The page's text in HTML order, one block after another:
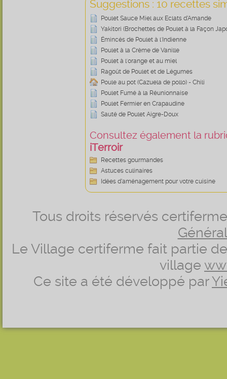
Suggestions : 10 recettes
Poulet Sauce Miel aux Eclats d’Amande
Yakitori (Brochettes de Poulet à la Façon
Émincés de Poulet à l'Indienne
Poulet à la Crème de Vanille
Poulet à l'orange et au miel
Ragoût de Poulet et de Légumes
Poule au pot (Cazuela de pollo) - Chili
Poulet Fumé à la Réunionnaise
Poulet Fermier en Crapaudine
Sauté de Poulet Aigre-Doux
Consultez également la
iTerroir
Recettes gourmandes
Astuces culinaires
Idées d’aménagement pour votre cuisine
Tous droits réservés
Le Village certiferme fait partie
village
Ce site a été développé par